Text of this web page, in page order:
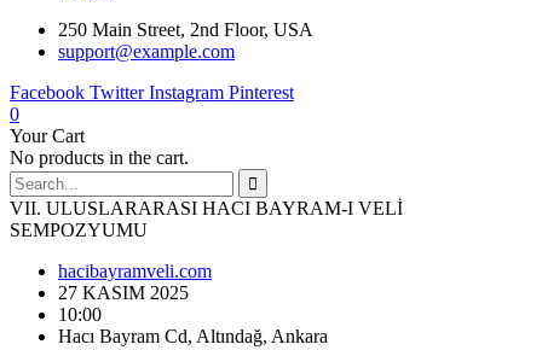
250 Main Street, 2nd Floor, USA
support@example.com
Facebook Twitter Instagram Pinterest
0
Your Cart
No products in the cart.
VII. ULUSLARARASI HACI BAYRAM-I VELİ
SEMPOZYUMU
hacibayramveli.com
27 KASIM 2025
10:00
Hacı Bayram Cd, Altındağ, Ankara